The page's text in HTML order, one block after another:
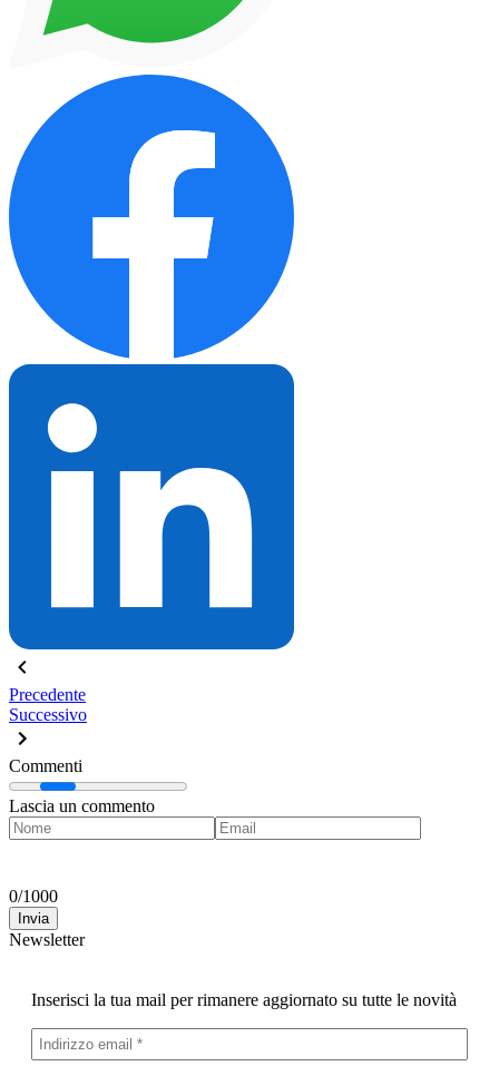
Precedente
Successivo
Commenti
Lascia un commento
0/1000
Invia
Newsletter
Inserisci la tua mail per rimanere aggiornato su tutte le novità